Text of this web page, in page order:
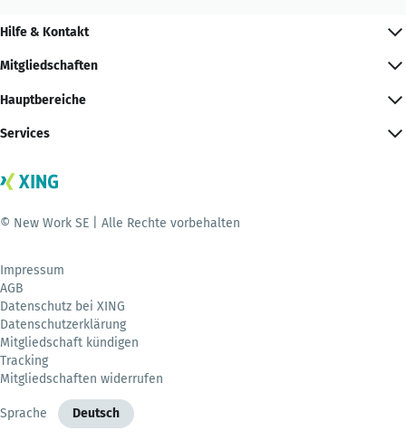
Hilfe & Kontakt
Mitgliedschaften
Hauptbereiche
Services
© New Work SE | Alle Rechte vorbehalten
Impressum
AGB
Datenschutz bei XING
Datenschutzerklärung
Mitgliedschaft kündigen
Tracking
Mitgliedschaften widerrufen
Sprache Deutsch